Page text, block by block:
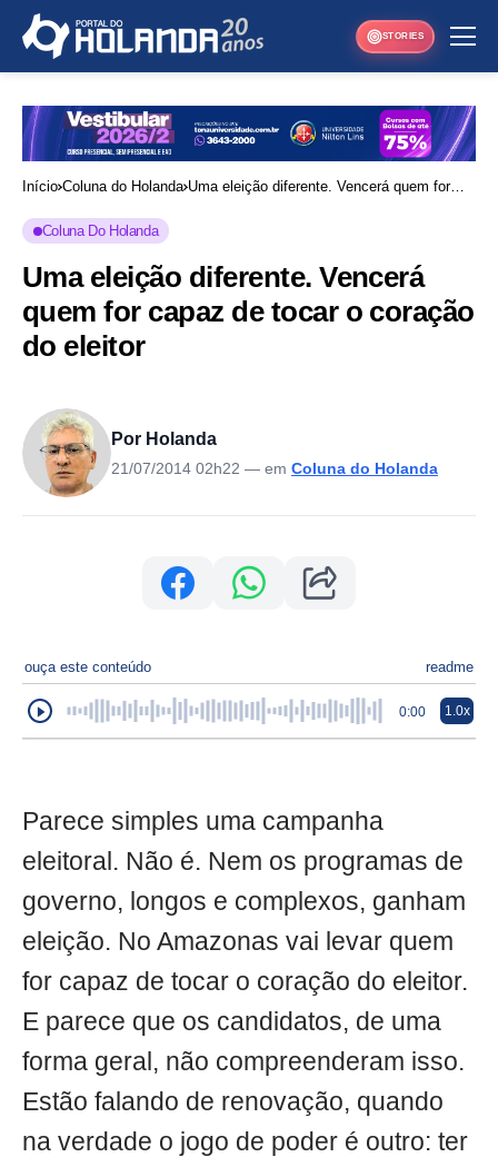
STORIES
Início Coluna do Holanda Uma eleição diferente. Vencerá quem for
Coluna Do Holanda
Uma eleição diferente. Vencerá
quem for capaz de tocar o coração
do eleitor
Por Holanda
21/07/2014 02h22 — em Coluna do Holanda
ouça este conteúdo readme
0:00 1.0x
Parece simples uma campanha
eleitoral. Não é. Nem os programas de
governo, longos e complexos, ganham
eleição. No Amazonas vai levar quem
for capaz de tocar o coração do eleitor.
E parece que os candidatos, de uma
forma geral, não compreenderam isso.
Estão falando de renovação, quando
na verdade o jogo de poder é outro: ter